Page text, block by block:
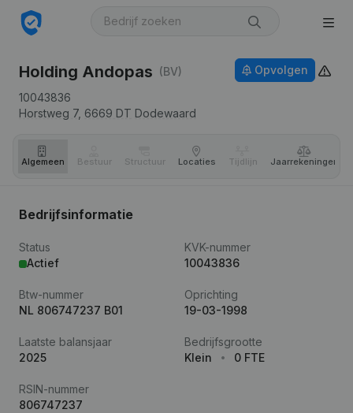
Holding Andopas (BV)
10043836
Horstweg 7, 6669 DT Dodewaard
Opvolgen
Algemeen Bestuur Structuur Locaties Tijdlijn Jaar­rekeningen
Bedrijfsinformatie
Status
Actief
KVK-nummer
10043836
Btw-nummer
NL 806747237 B01
Oprichting
19-03-1998
Laatste balansjaar
2025
Bedrijfsgrootte
Klein
0 FTE
RSIN-nummer
806747237